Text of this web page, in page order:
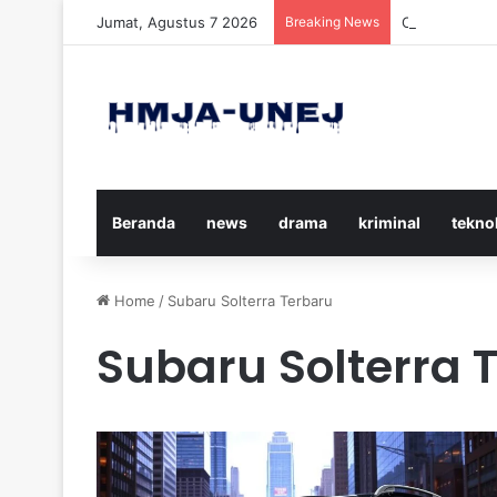
Jumat, Agustus 7 2026 Breaking News Cara Efektif
Beranda news drama kriminal
Home / Subaru Solterra Terbaru
Subaru Solterra